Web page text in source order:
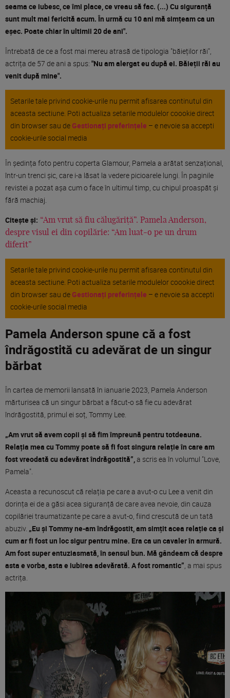
seama ce iubesc, ce îmi place, ce vreau să fac. (...) Cu siguranță
sunt mult mai fericită acum. În urmă cu 10 ani mă simțeam ca un
eșec. Poate chiar în ultimii 20 de ani".
Întrebată de ce a fost mai mereu atrasă de tipologia "băieților răi",
actrița de 57 de ani a spus: "Nu am alergat eu după ei. Băieții răi au
venit după mine".
Setarile tale privind cookie-urile nu permit afisarea continutul din
aceasta sectiune. Poti actualiza setarile modulelor coookie direct
din browser sau de Gestionați preferințele – e nevoie sa accepti
cookie-urile social media
În ședința foto pentru coperta Glamour, Pamela a arătat senzațional,
într-un trenci șic, care i-a lăsat la vedere picioarele lungi. În paginile
revistei a pozat așa cum o face în ultimul timp, cu chipul proaspăt și
fără machiaj.
Citește și: “Am vrut să fiu călugăriță”. Pamela Anderson,
despre visul ei din copilărie: “Am luat-o pe un drum
diferit”
Setarile tale privind cookie-urile nu permit afisarea continutul din
aceasta sectiune. Poti actualiza setarile modulelor coookie direct
din browser sau de Gestionați preferințele – e nevoie sa accepti
cookie-urile social media
Pamela Anderson spune că a fost
îndrăgostită cu adevărat de un singur
bărbat
În cartea de memorii lansată în ianuarie 2023, Pamela Anderson
mărturisea că un singur bărbat a făcut-o să fie cu adevărat
îndrăgostită, primul ei soț, Tommy Lee.
„Am vrut să avem copii și să fim împreună pentru totdeauna.
Relația mea cu Tommy poate să fi fost singura relație în care am
fost vreodată cu adevărat îndrăgostită”,a scris ea în volumul "Love,
Pamela".
Aceasta a recunoscut că relația pe care a avut-o cu Lee a venit din
dorința ei de a găsi acea siguranță de care avea nevoie, din cauza
copilăriei traumatizante pe care a avut-o, fiind crescută de un tată
abuziv. „Eu și Tommy ne-am îndrăgostit, am simțit acea relație ca și
cum ar fi fost un loc sigur pentru mine. Era ca un cavaler în armură.
Am fost super entuziasmată, în sensul bun. Mă gândeam că despre
asta e vorba, asta e iubirea adevărată. A fost romantic”, a mai spus
actrița.